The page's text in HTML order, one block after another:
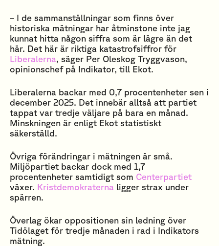
– I de sammanställningar som finns över
historiska mätningar har åtminstone inte jag
kunnat hitta någon siffra som är lägre än det
här. Det här är riktiga katastrofsiffror för
Liberalerna, säger Per Oleskog Tryggvason,
opinionschef på Indikator, till Ekot.
Liberalerna backar med 0,7 procentenheter sen i
december 2025. Det innebär alltså att partiet
tappat var tredje väljare på bara en månad.
Minskningen är enligt Ekot statistiskt
säkerställd.
Övriga förändringar i mätningen är små.
Miljöpartiet backar dock med 1,7
procentenheter samtidigt som Centerpartiet
växer. Kristdemokraterna ligger strax under
spärren.
Överlag ökar oppositionen sin ledning över
Tidölaget för tredje månaden i rad i Indikators
mätning.